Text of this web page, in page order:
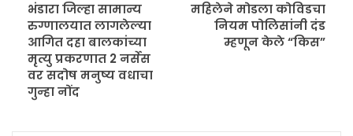
भंडारा जिल्हा सामान्य
रुग्णालयात लागलेल्या
आगित दहा बालकांच्या
मृत्यु प्रकरणात 2 नर्सेस
वर सदोष मनुष्य वधाचा
गुन्हा नोंद
महिलेने मोडला कोविडचा
नियम पोलिसांनी दंड
म्हणून केले “किस”